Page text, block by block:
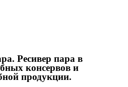
Ресивер пара в
консервов и
продукции.